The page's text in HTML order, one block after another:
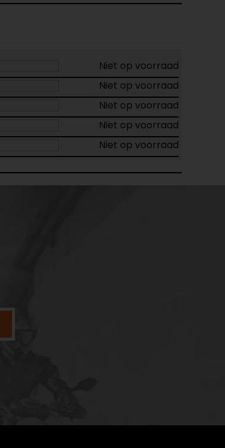
Niet op voorraad
Niet op voorraad
Niet op voorraad
Niet op voorraad
Niet op voorraad